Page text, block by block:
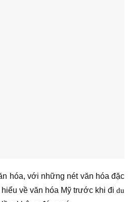
hóa, với những nét văn hóa đặc
về văn hóa Mỹ trước khi đi du